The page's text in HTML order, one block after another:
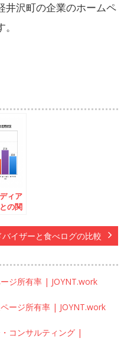
井沢町の企業のホームペ
ィア
の関
バイザーと食べログの比較
ジ所有率 | JOYNT.work
ージ所有率 | JOYNT.work
コンサルティング |